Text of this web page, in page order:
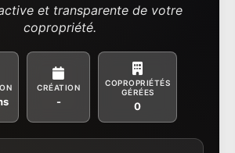
et transparente de votre
copropriété.
CRÉATION
-
COPROPRIÉTÉS
GÉRÉES
0